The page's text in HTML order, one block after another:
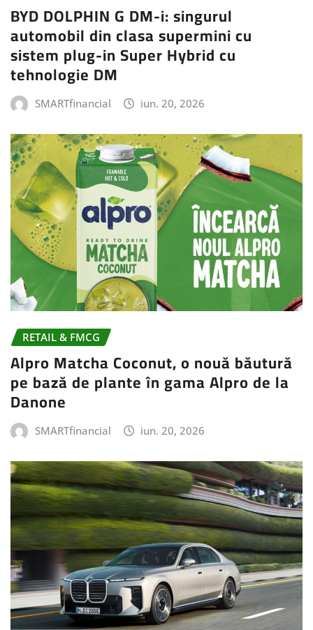
BYD DOLPHIN G DM-i: singurul
automobil din clasa supermini cu
sistem plug-in Super Hybrid cu
tehnologie DM
SMARTfinancial iun. 20, 2026
RETAIL & FMCG
Alpro Matcha Coconut, o nouă băutură
pe bază de plante în gama Alpro de la
Danone
SMARTfinancial iun. 20, 2026